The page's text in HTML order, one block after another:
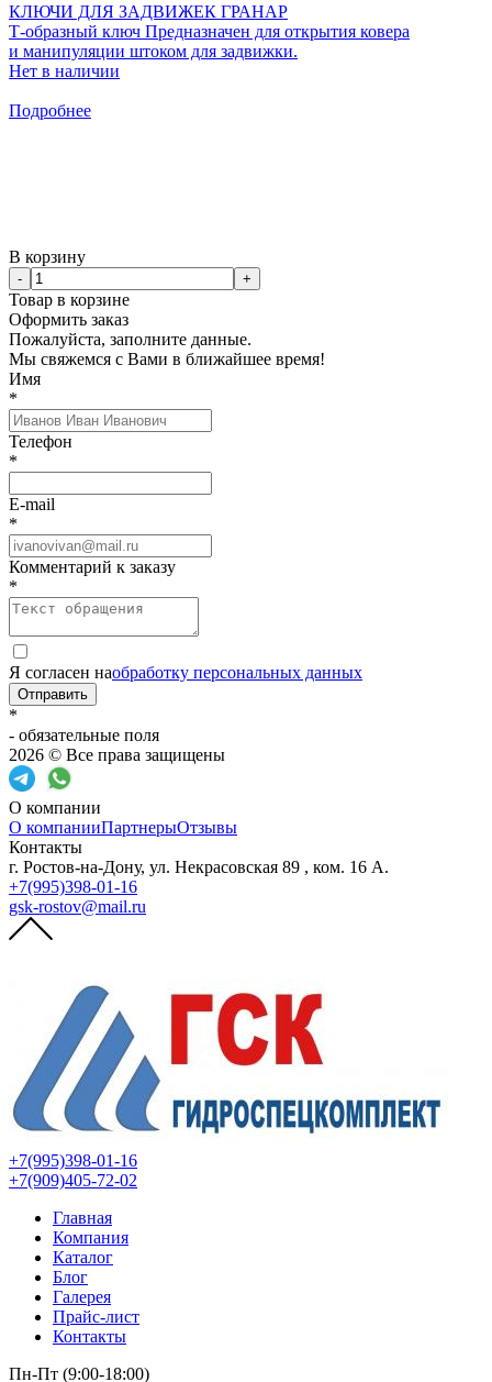
КЛЮЧИ ДЛЯ ЗАДВИЖЕК ГРАНАР
Т-образный ключ Предназначен для открытия ковера
и манипуляции штоком для задвижки.
Нет в наличии
Подробнее
В корзину
- +
Товар в корзине
Оформить заказ
Пожалуйста, заполните данные.
Мы свяжемся с Вами в ближайшее время!
Имя
*
Телефон
*
E-mail
*
Комментарий к заказу
*
Я согласен наобработку персональных данных
Отправить
*
- обязательные поля
2026 © Все права защищены
О компании
О компанииПартнерыОтзывы
Контакты
г. Ростов-на-Дону, ул. Некрасовская 89 , ком. 16 А.
+7(995)398-01-16
gsk-rostov@mail.ru
+7(995)398-01-16
+7(909)405-72-02
Главная
Компания
Каталог
Блог
Галерея
Прайс-лист
Контакты
Пн-Пт (9:00-18:00)